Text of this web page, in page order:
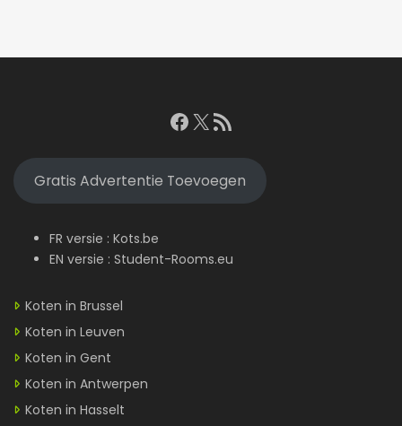
Facebook
X RSS feed
Gratis Advertentie Toevoegen
FR versie : Kots.be
EN versie : Student-Rooms.eu
Koten in Brussel
Koten in Leuven
Koten in Gent
Koten in Antwerpen
Koten in Hasselt